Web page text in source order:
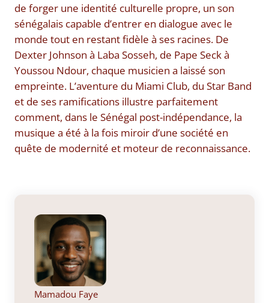
de forger une identité culturelle propre, un son
sénégalais capable d’entrer en dialogue avec le
monde tout en restant fidèle à ses racines. De
Dexter Johnson à Laba Sosseh, de Pape Seck à
Youssou Ndour, chaque musicien a laissé son
empreinte. L’aventure du Miami Club, du Star Band
et de ses ramifications illustre parfaitement
comment, dans le Sénégal post-indépendance, la
musique a été à la fois miroir d’une société en
quête de modernité et moteur de reconnaissance.
Mamadou Faye